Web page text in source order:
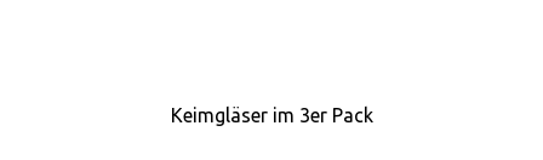
Keimgläser im 3er Pack